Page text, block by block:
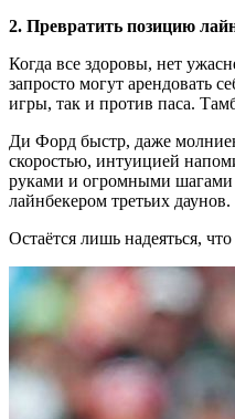
2. Превратить позицию
Когда все здоровы, нет
запросто могут арендовать
игры, так и против паса.
Ди Форд быстр, даже
скоростью, интуицией
руками и огромными шагами
лайнбекером третьих даунов.
Остаётся лишь надеяться,